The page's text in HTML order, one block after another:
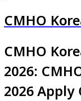
CMHO
CMHO
2026:
2026 Apply